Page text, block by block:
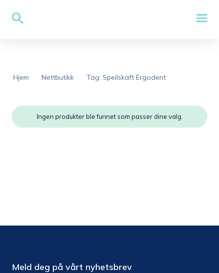
Hjem Nettbutikk Tag: Speilskaft Ergodent
Ingen produkter ble funnet som passer dine valg.
Meld deg på vårt nyhetsbrev